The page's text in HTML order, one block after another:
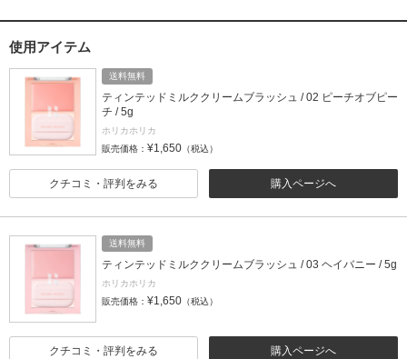
使用アイテム
送料無料
ティンテッドミルククリームブラッシュ / 02 ピーチオブピー
チ / 5g
ホリカホリカ
販売価格： ¥1,650 （税込）
購入ページへ
クチコミ・評判をみる
送料無料
ティンテッドミルククリームブラッシュ / 03 ヘイバニー / 5g
ホリカホリカ
販売価格： ¥1,650 （税込）
購入ページへ
クチコミ・評判をみる